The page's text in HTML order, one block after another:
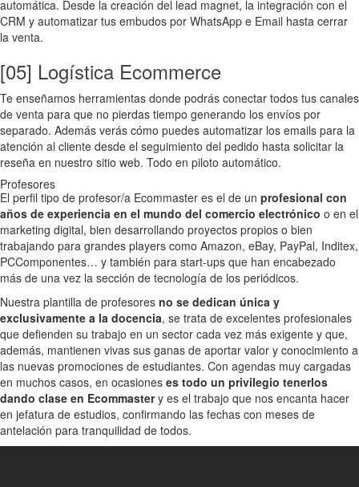
automática. Desde la creación del lead magnet, la integración con el
CRM y automatizar tus embudos por WhatsApp e Email hasta cerrar
la venta.
[05] Logística Ecommerce
Te enseñamos herramientas donde podrás conectar todos tus canales
de venta para que no pierdas tiempo generando los envíos por
separado. Además verás cómo puedes automatizar los emails para la
atención al cliente desde el seguimiento del pedido hasta solicitar la
reseña en nuestro sitio web. Todo en piloto automático.
Profesores
El perfil tipo de profesor/a Ecommaster es el de un profesional con
años de experiencia en el mundo del comercio electrónico o en el
marketing digital, bien desarrollando proyectos propios o bien
trabajando para grandes players como Amazon, eBay, PayPal, Inditex,
PCComponentes… y también para start-ups que han encabezado
más de una vez la sección de tecnología de los periódicos.
Nuestra plantilla de profesores no se dedican única y
exclusivamente a la docencia, se trata de excelentes profesionales
que defienden su trabajo en un sector cada vez más exigente y que,
además, mantienen vivas sus ganas de aportar valor y conocimiento a
las nuevas promociones de estudiantes. Con agendas muy cargadas
en muchos casos, en ocasiones es todo un privilegio tenerlos
dando clase en Ecommastery es el trabajo que nos encanta hacer
en jefatura de estudios, confirmando las fechas con meses de
antelación para tranquilidad de todos.